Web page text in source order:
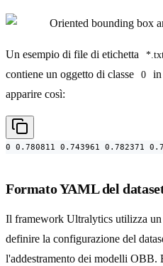
Un esempio di file di etichetta
contiene un oggetto di classe
0
apparire così:
0 0.780811 0.743961 0.782371
Formato YAML del
Il framework Ultralytics utilizza
definire la configurazione del
l'addestramento dei modelli OBB.